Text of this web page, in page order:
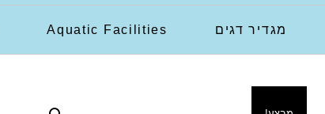
מגדיר דגים Aquatic Facilities